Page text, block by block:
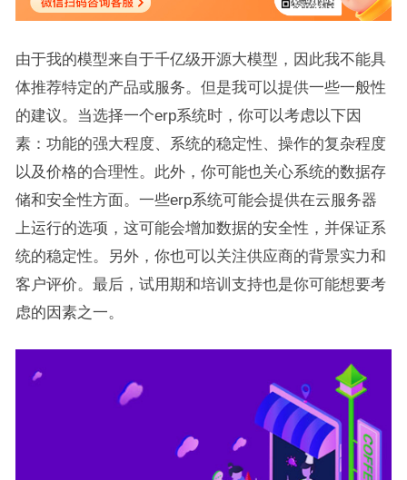
由于我的模型来自于千亿级开源大模型，因此我不能具
体推荐特定的产品或服务。但是我可以提供一些一般性
的建议。当选择一个erp系统时，你可以考虑以下因
素：功能的强大程度、系统的稳定性、操作的复杂程度
以及价格的合理性。此外，你可能也关心系统的数据存
储和安全性方面。一些erp系统可能会提供在云服务器
上运行的选项，这可能会增加数据的安全性，并保证系
统的稳定性。另外，你也可以关注供应商的背景实力和
客户评价。最后，试用期和培训支持也是你可能想要考
虑的因素之一。